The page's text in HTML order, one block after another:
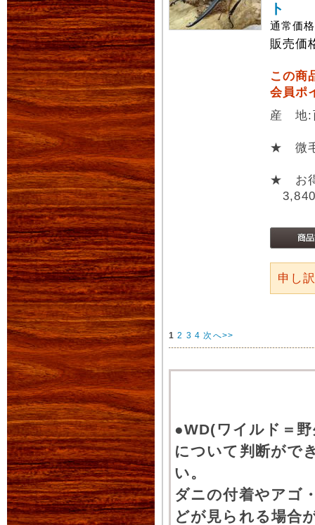
ト
通常価
販売価
この商
会員ポ
産 地:
★ 微
★ お
申し
1 2 3 4 次へ>>
●WD(ワイルド＝
について判断がで
い。
ダニの付着やアゴ
どが見られる場合